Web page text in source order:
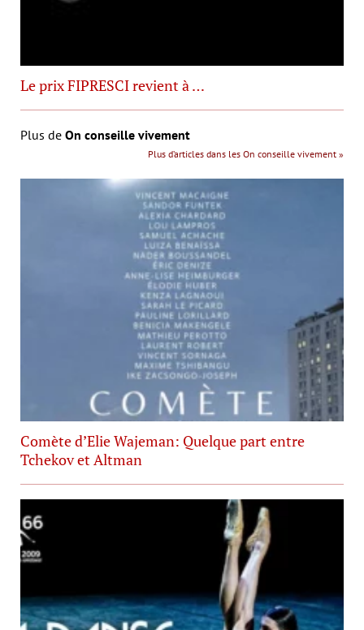
Le prix FIPRESCI revient à …
Plus de On conseille vivement
Plus d’articles dans les On conseille vivement »
Comète d’Elie Wajeman: Quelque part entre
Tchekov et Altman